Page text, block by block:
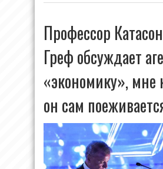
Профессор
Греф обсуждает
«экономику», мне
он сам